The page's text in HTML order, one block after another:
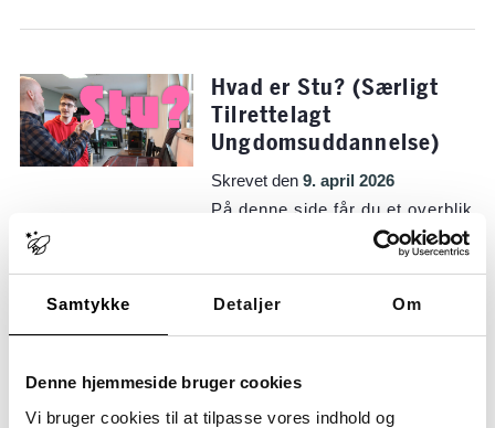
Samtykke Detaljer Om
Denne hjemmeside bruger cookies
Vi bruger cookies til at tilpasse vores indhold og
Hvad er Stu? (Særligt
Tilrettelagt
Ungdomsuddannelse)
Skrevet den9. april 2026
På denne side får du et overblik
over, hvad en Stu er. Du kan
bl.a. læse om, hvem Stu er for,
hvad formålet med en STU er,
kan få med sig. Hvad er
formålet med Stu? Et Stu-forløb
fagligt, personligt og socialt og
[…]